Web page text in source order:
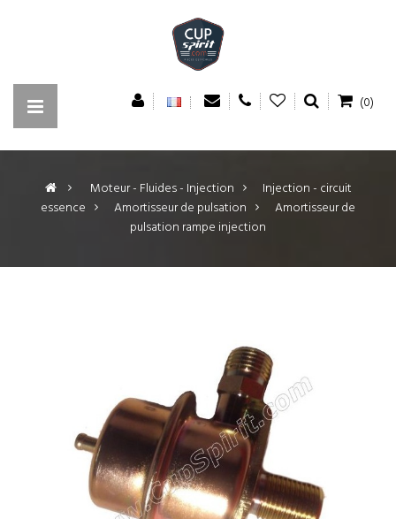
(0)
> Moteur - Fluides - Injection >
Injection - circuit
essence > Amortisseur de pulsation >
Amortisseur de
pulsation rampe injection